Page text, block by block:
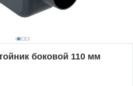
боковой 110 мм